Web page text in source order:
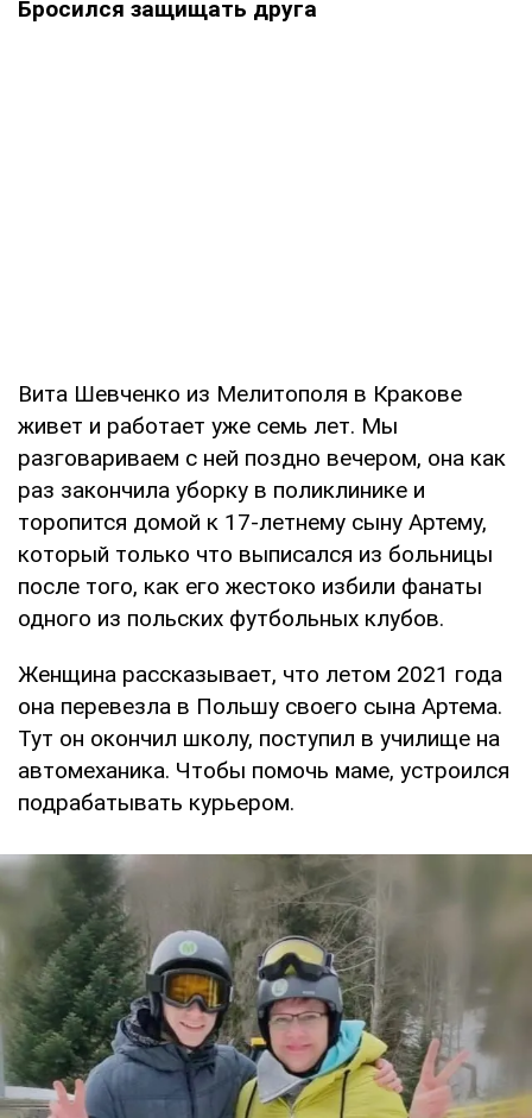
Бросился защищать друга
Вита Шевченко из Мелитополя в Кракове
живет и работает уже семь лет. Мы
разговариваем с ней поздно вечером, она как
раз закончила уборку в поликлинике и
торопится домой к 17-летнему сыну Артему,
который только что выписался из больницы
после того, как его жестоко избили фанаты
одного из польских футбольных клубов.
Женщина рассказывает, что летом 2021 года
она перевезла в Польшу своего сына Артема.
Тут он окончил школу, поступил в училище на
автомеханика. Чтобы помочь маме, устроился
подрабатывать курьером.